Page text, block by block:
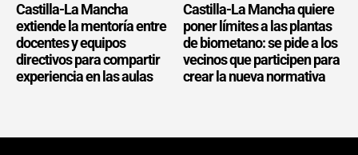
Castilla-La Mancha
extiende la mentoría entre
docentes y equipos
directivos para compartir
experiencia en las aulas
Castilla-La Mancha quiere
poner límites a las plantas
de biometano: se pide a los
vecinos que participen para
crear la nueva normativa